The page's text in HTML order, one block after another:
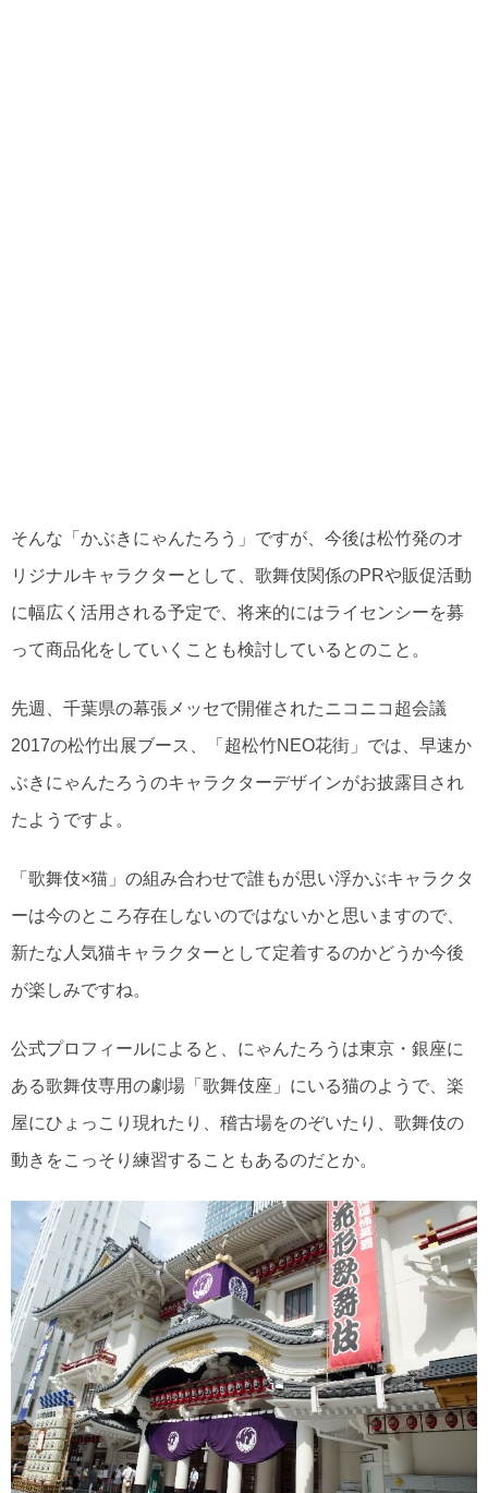
そんな「かぶきにゃんたろう」ですが、今後は松竹発のオ
リジナルキャラクターとして、歌舞伎関係のPRや販促活動
に幅広く活用される予定で、将来的にはライセンシーを募
って商品化をしていくことも検討しているとのこと。
先週、千葉県の幕張メッセで開催されたニコニコ超会議
2017の松竹出展ブース、「超松竹NEO花街」では、早速か
ぶきにゃんたろうのキャラクターデザインがお披露目され
たようですよ。
「歌舞伎×猫」の組み合わせで誰もが思い浮かぶキャラクタ
ーは今のところ存在しないのではないかと思いますので、
新たな人気猫キャラクターとして定着するのかどうか今後
が楽しみですね。
公式プロフィールによると、にゃんたろうは東京・銀座に
ある歌舞伎専用の劇場「歌舞伎座」にいる猫のようで、楽
屋にひょっこり現れたり、稽古場をのぞいたり、歌舞伎の
動きをこっそり練習することもあるのだとか。